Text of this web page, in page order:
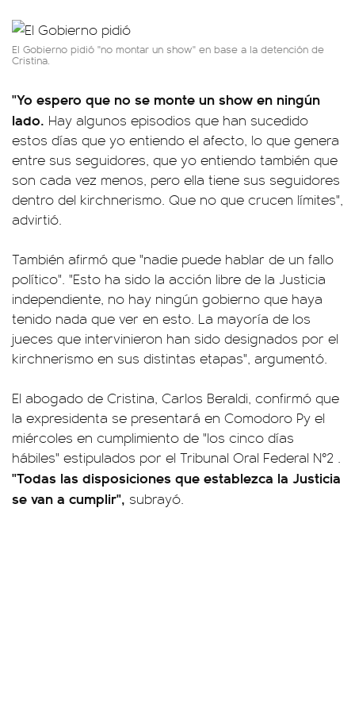
El Gobierno pidió "no montar un show" en base a la detención de
Cristina.
"Yo espero que no se monte un show en ningún
lado. Hay algunos episodios que han sucedido
estos días que yo entiendo el afecto, lo que genera
entre sus seguidores, que yo entiendo también que
son cada vez menos, pero ella tiene sus seguidores
dentro del kirchnerismo. Que no que crucen límites",
advirtió.
También afirmó que "nadie puede hablar de un fallo
político". "Esto ha sido la acción libre de la Justicia
independiente, no hay ningún gobierno que haya
tenido nada que ver en esto. La mayoría de los
jueces que intervinieron han sido designados por el
kirchnerismo en sus distintas etapas", argumentó.
El abogado de Cristina, Carlos Beraldi, confirmó que
la expresidenta se presentará en Comodoro Py el
miércoles en cumplimiento de "los cinco días
hábiles" estipulados por el Tribunal Oral Federal N°2 .
"Todas las disposiciones que establezca la Justicia
se van a cumplir", subrayó.